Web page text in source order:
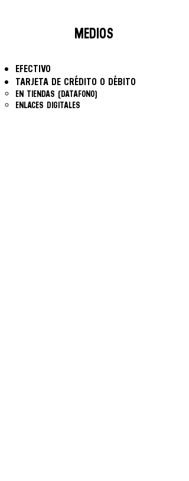
EFECTIVO
TARJETA DE CRÉDITO O DÉBITO
EN TIENDAS (DATAFONO)
ENLACES DIGITALES
MEDIOS